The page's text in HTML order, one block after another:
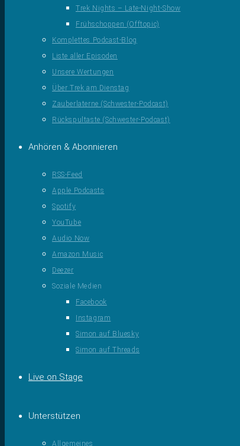
Trek Nights – Late-Night-Show
Frühschoppen (Offtopic)
Komplettes Podcast-Blog
Liste aller Episoden
Unsere Wertungen
Über Trek am Dienstag
Zauberlaterne (Schwester-Podcast)
Rückspultaste (Schwester-Podcast)
Anhören & Abonnieren
RSS-Feed
Apple Podcasts
Spotify
YouTube
Audio Now
Amazon Music
Deezer
Soziale Medien
Facebook
Instagram
Simon auf Bluesky
Simon auf Threads
Live on Stage
Unterstützen
Allgemeines